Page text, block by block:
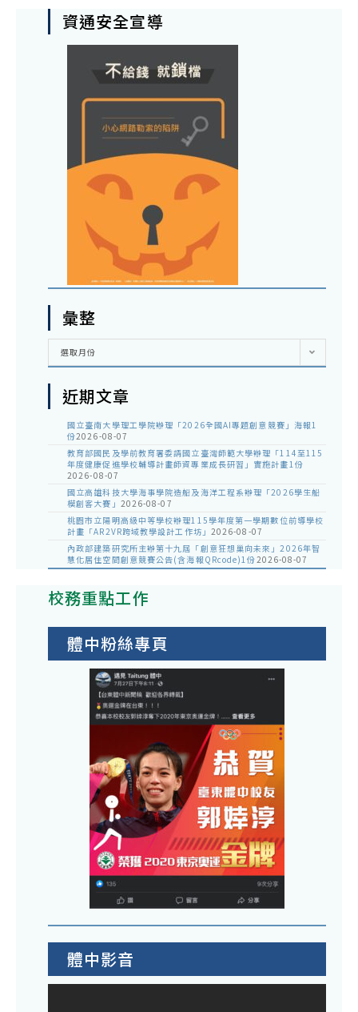
資通安全宣導
彙整
彙
選取月份
近期文章
國立臺南大學理工學院辦理「2026全國AI專題創意競賽」海報1
份2026-08-07
教育部國民及學前教育署委請國立臺灣師範大學辦理「114至115
年度健康促進學校輔導計畫師資專業成長研習」實施計畫1份
2026-08-07
國立高雄科技大學海事學院造船及海洋工程系辦理「2026學生船
模創客大賽」 2026-08-07
桃園市立陽明高級中等學校辦理115學年度第一學期數位前導學校
計畫「AR2VR跨域教學設計工作坊」 2026-08-07
內政部建築研究所主辦第十九屆「創意狂想巢向未來」2026年智
慧化居住空間創意競賽公告(含海報QRcode)1份2026-08-07
校務重點工作
體中粉絲專頁
體中影音